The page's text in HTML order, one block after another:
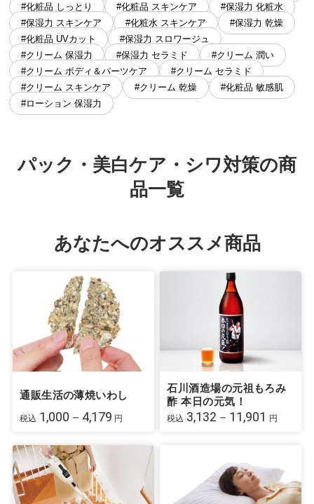
#化粧品 しっとり
#化粧品 スキンケア
#保湿力 化粧水
#保湿力 スキンケア
#化粧水 スキンケア
#保湿力 乾燥
#化粧品 UVカット
#保湿力 スロワージュ
#クリーム 保湿力
#保湿力 セラミド
#クリーム 潤い
#クリーム ボディ＆パーツケア
#クリーム セラミド
#クリーム スキンケア
#クリーム 乾燥
#化粧品 敏感肌
#ローション 保湿力
パック・美白ケア・シワ対策の商
品一覧
あなたへのオススメ商品
通販生活の薄焼いわし
税込 1,000－4,179 円
石川酒造場の元祖もろみ
酢 本日の元気！
税込 3,132－11,901 円